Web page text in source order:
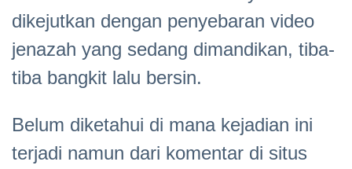
dikejutkan dengan penyebaran video
jenazah yang sedang dimandikan, tiba-
tiba bangkit lalu bersin.
Belum diketahui di mana kejadian ini
terjadi namun dari komentar di situs